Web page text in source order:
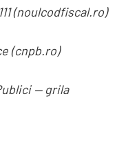
(noulcodfiscal.ro)
(cnpb.ro)
— grila